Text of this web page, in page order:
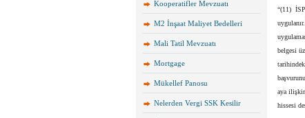
Kooperatifler Mevzuatı
M2 İnşaat Maliyet Bedelleri
Mali Tatil Mevzuatı
Mortgage
Mükellef Panosu
Nelerden Vergi SSK Kesilir
“(11)
belgesi
aya
hissesi